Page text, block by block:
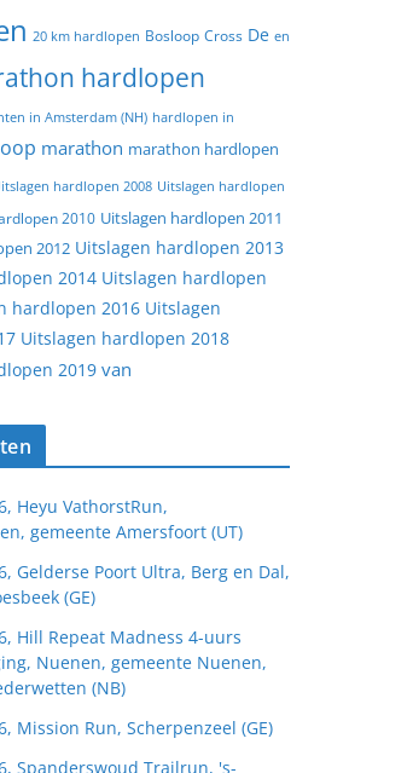
20 km hardlopen Bosloop Cross De en
hardlopen
in Amsterdam (NH) hardlopen in
marathon marathon hardlopen
hardlopen 2008 Uitslagen hardlopen
2010 Uitslagen hardlopen 2011
2012 Uitslagen hardlopen 2013
2014 Uitslagen hardlopen
hardlopen 2016 Uitslagen
Uitslagen hardlopen 2018
2019 van
Heyu VathorstRun,
gemeente Amersfoort (UT)
Gelderse Poort Ultra, Berg en Dal,
(GE)
Hill Repeat Madness 4-uurs
Nuenen, gemeente Nuenen,
(NB)
Mission Run, Scherpenzeel (GE)
Spanderswoud Trailrun, 's-